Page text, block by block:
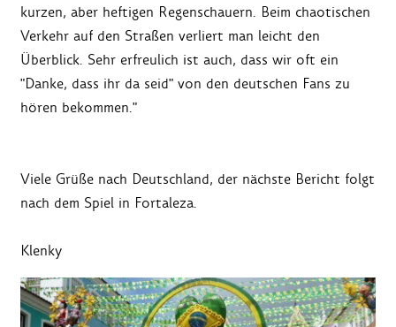
kurzen, aber heftigen Regenschauern. Beim chaotischen
Verkehr auf den Straßen verliert man leicht den
Überblick. Sehr erfreulich ist auch, dass wir oft ein
"Danke, dass ihr da seid" von den deutschen Fans zu
hören bekommen."
Viele Grüße nach Deutschland, der nächste Bericht folgt
nach dem Spiel in Fortaleza.
Klenky